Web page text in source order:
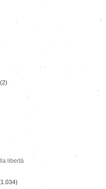
(2)
libertà